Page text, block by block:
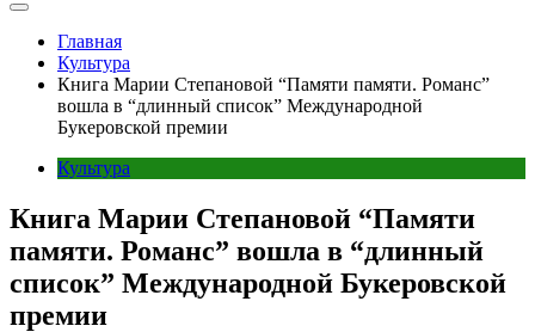
Главная
Культура
Книга Марии Степановой “Памяти памяти. Романс”
вошла в “длинный список” Международной
Букеровской премии
Культура
Книга Марии Степановой “Памяти
памяти. Романс” вошла в “длинный
список” Международной Букеровской
премии